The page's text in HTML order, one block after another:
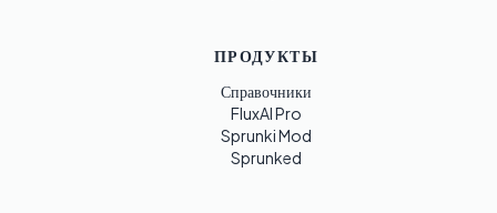
ПРОДУКТЫ
Справочники
FluxAI Pro
Sprunki Mod
Sprunked